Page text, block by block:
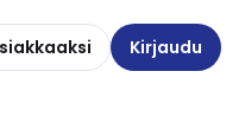
Kirjaudu